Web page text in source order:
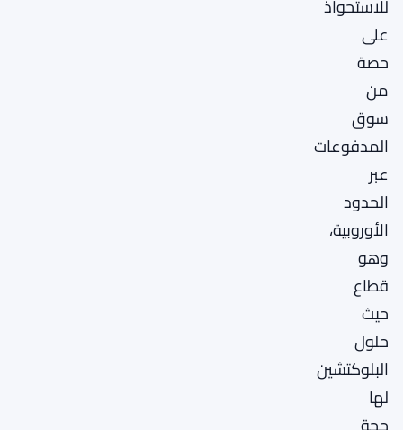
للاستحواذ
على
حصة
من
سوق
المدفوعات
عبر
الحدود
الأوروبية،
وهو
قطاع
حيث
حلول
البلوكتشين
لها